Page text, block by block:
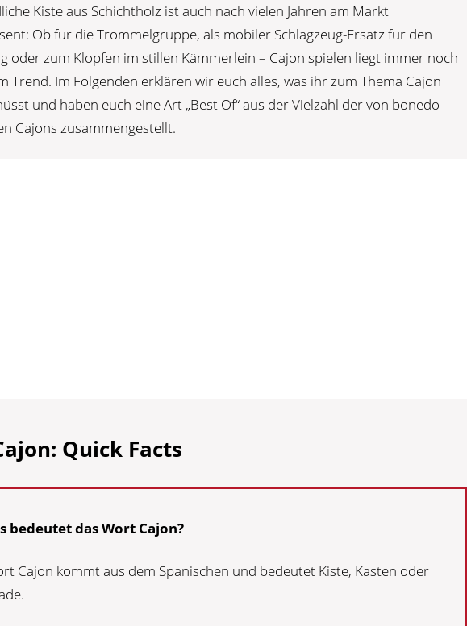
Kiste aus Schichtholz ist auch nach vielen Jahren am Markt
Ob für die Trommelgruppe, als mobiler Schlagzeug-Ersatz für den
oder zum Klopfen im stillen Kämmerlein – Cajon spielen liegt immer noch
Trend. Im Folgenden erklären wir euch alles, was ihr zum Thema Cajon
und haben euch eine Art „Best Of“ aus der Vielzahl der von bonedo
Cajons zusammengestellt.
Quick Facts
bedeutet das Wort Cajon?
Cajon kommt aus dem Spanischen und bedeutet Kiste, Kasten oder